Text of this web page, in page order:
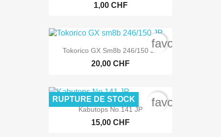
1,00 CHF
Tokorico GX Sm8b 246/150 JP
20,00 CHF
Kabutops No.141 JP
15,00 CHF
RUPTURE DE STOCK